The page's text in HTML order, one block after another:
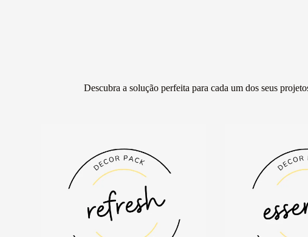
Descubra a solução perfeita para cada um dos seus